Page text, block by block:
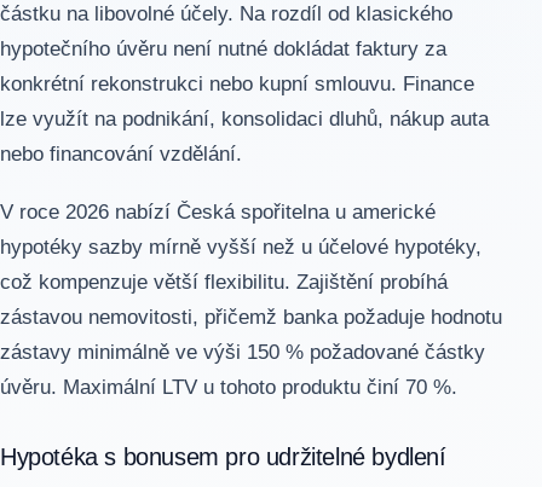
částku na libovolné účely. Na rozdíl od klasického
hypotečního úvěru není nutné dokládat faktury za
konkrétní rekonstrukci nebo kupní smlouvu. Finance
lze využít na podnikání, konsolidaci dluhů, nákup auta
nebo financování vzdělání.
V roce 2026 nabízí Česká spořitelna u americké
hypotéky sazby mírně vyšší než u účelové hypotéky,
což kompenzuje větší flexibilitu. Zajištění probíhá
zástavou nemovitosti, přičemž banka požaduje hodnotu
zástavy minimálně ve výši 150 % požadované částky
úvěru. Maximální LTV u tohoto produktu činí 70 %.
Hypotéka s bonusem pro udržitelné bydlení